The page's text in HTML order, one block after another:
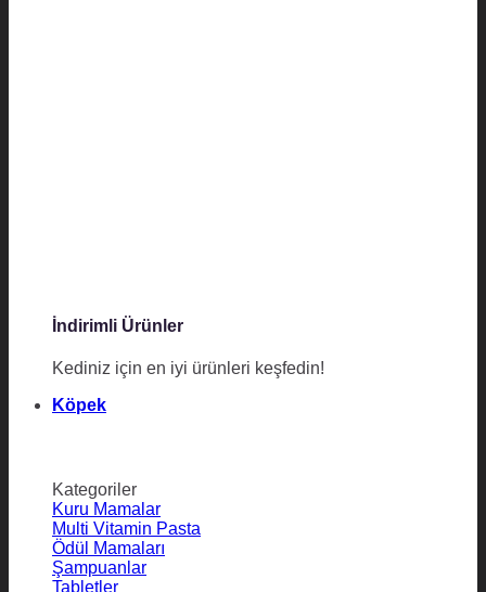
İndirimli Ürünler
Kediniz için en iyi ürünleri keşfedin!
Köpek
Kategoriler
Kuru Mamalar
Multi Vitamin Pasta
Ödül Mamaları
Şampuanlar
Tabletler